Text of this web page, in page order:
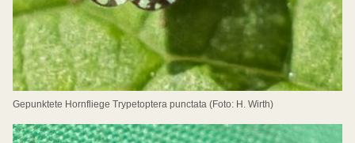
Gepunktete Hornfliege Trypetoptera punctata (Foto: H. Wirth)